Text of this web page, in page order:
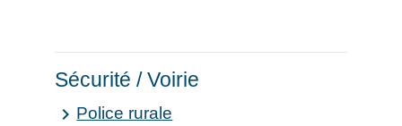
Sécurité / Voirie
keyboard_arrow_rightPolice rurale